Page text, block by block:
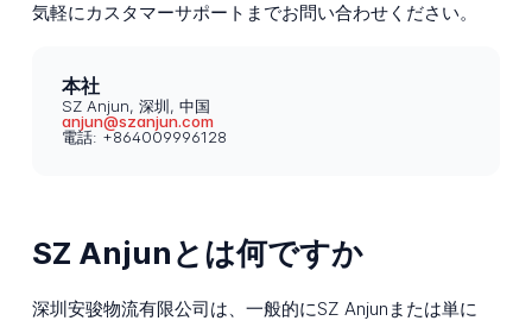
気軽にカスタマーサポートまでお問い合わせください。
本社
SZ Anjun, 深圳, 中国
anjun@szanjun.com
電話: +864009996128
SZ Anjunとは何ですか
深圳安骏物流有限公司は、一般的にSZ Anjunまたは単に